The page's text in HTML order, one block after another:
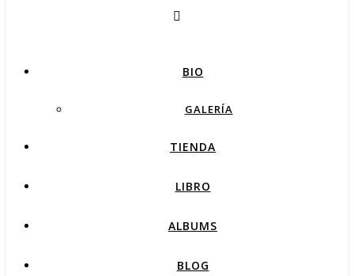
BIO
GALERÍA
TIENDA
LIBRO
ALBUMS
BLOG